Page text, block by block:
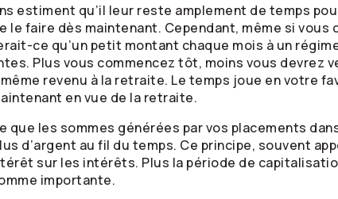
estiment qu’il leur reste amplement de temps
le faire dès maintenant. Cependant, même si
ce qu’un petit montant chaque mois à un
Plus vous commencez tôt, moins vous devrez
revenu à la retraite. Le temps joue en votre
en vue de la retraite.
que les sommes générées par vos placements
d’argent au fil du temps. Ce principe, souvent
sur les intérêts. Plus la période de
importante.